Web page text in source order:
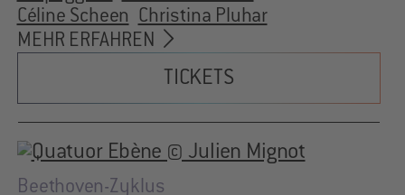
Céline Scheen Christina Pluhar
TICKETS
MEHR ERFAHREN
Beethoven-Zyklus